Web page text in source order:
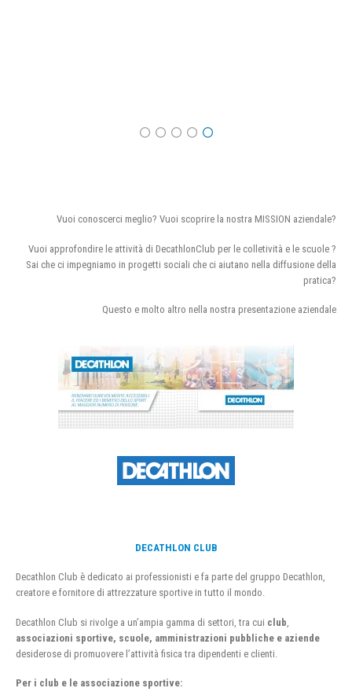
Vuoi conoscerci meglio? Vuoi scoprire la nostra MISSION aziendale?
Vuoi approfondire le attività di DecathlonClub per le colletività e le scuole ?
Sai che ci impegniamo in progetti sociali che ci aiutano nella diffusione della
pratica?
Questo e molto altro nella nostra presentazione aziendale
DECATHLON CLUB
Decathlon Club è dedicato ai professionisti e fa parte del gruppo Decathlon,
creatore e fornitore di attrezzature sportive in tutto il mondo.
Decathlon Club si rivolge a un’ampia gamma di settori, tra cui club
associazioni sportive, scuole, amministrazioni pubbliche e aziende
desiderose di promuovere l’attività fisica tra dipendenti e clienti.
Per i club e le associazione sportive: